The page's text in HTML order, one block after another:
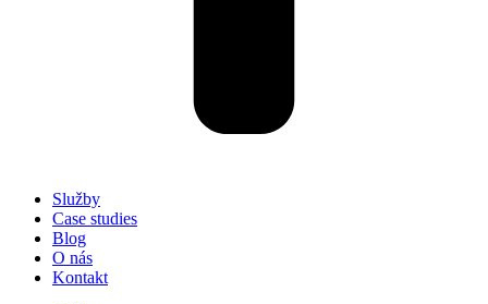
Služby
Case studies
Blog
O nás
Kontakt